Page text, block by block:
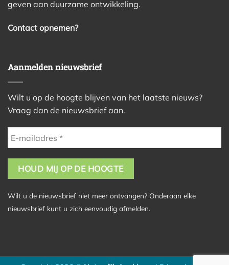
geven aan duurzame ontwikkeling.
Contact opnemen?
Aanmelden nieuwsbrief
Wilt u op de hoogte blijven van het laatste nieuws?
Vraag dan de nieuwsbrief aan.
Wilt u de nieuwsbrief niet meer ontvangen? Onderaan elke
nieuwsbrief kunt u zich eenvoudig afmelden.